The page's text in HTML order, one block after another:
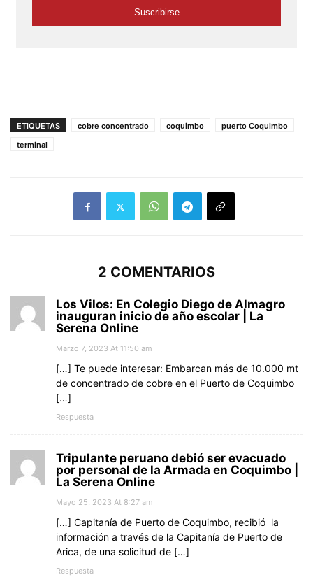
ETIQUETAS cobre concentrado coquimbo
puerto Coquimbo
terminal
2 COMENTARIOS
Los Vilos: En Colegio Diego de Almagro
inauguran inicio de año escolar | La
Serena Online
Marzo 7, 2023 At 11:50 am
[…] Te puede interesar: Embarcan más de 10.000 mt
de concentrado de cobre en el Puerto de Coquimbo
[…]
Respuesta
Tripulante peruano debió ser evacuado
por personal de la Armada en Coquimbo |
La Serena Online
Mayo 25, 2023 At 8:27 am
[…] Capitanía de Puerto de Coquimbo, recibió la
información a través de la Capitanía de Puerto de
Arica, de una solicitud de […]
Respuesta